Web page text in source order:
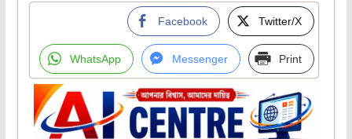
Facebook Twitter/X
WhatsApp Messenger Print